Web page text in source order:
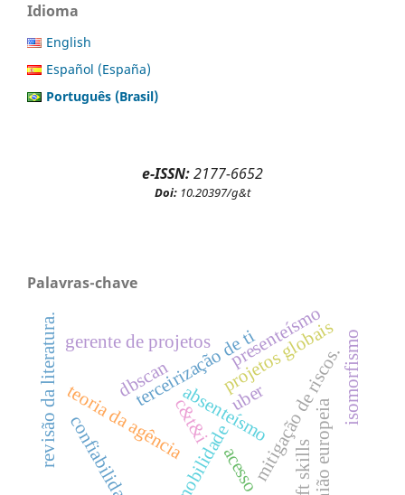
Idioma
English
Español (España)
Português (Brasil)
e-ISSN:2177-6652
Doi: 10.20397/g&t
Palavras-chave
mobilidade
absenteísmomitigação de riscos.
teoria da agência
terceirização de ti
confiabilidade acesso
dbscan uber
gerente de projetos
soft skills
projetos globais
presenteísmo
c&t&i união europeia
revisão da literatura. isomorfismo